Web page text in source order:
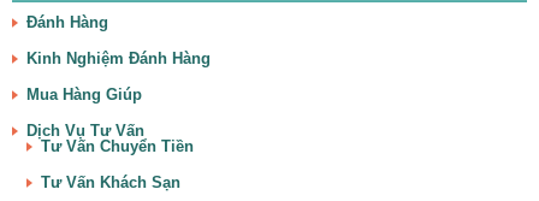
Đánh Hàng
Kinh Nghiệm Đánh Hàng
Mua Hàng Giúp
Dịch Vụ Tư Vấn
Tư Vấn Chuyển Tiền
Tư Vấn Khách Sạn